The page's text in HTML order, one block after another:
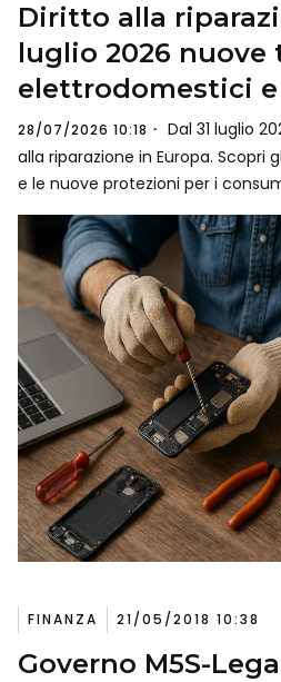
Diritto alla
luglio 2026 nuove
elettrodomestici
28/07/2026 10:18
Dal 31 luglio
alla riparazione in Europa. Scopri
e le nuove protezioni per i
FINANZA 21/05/2018 10:38
Governo M5S-